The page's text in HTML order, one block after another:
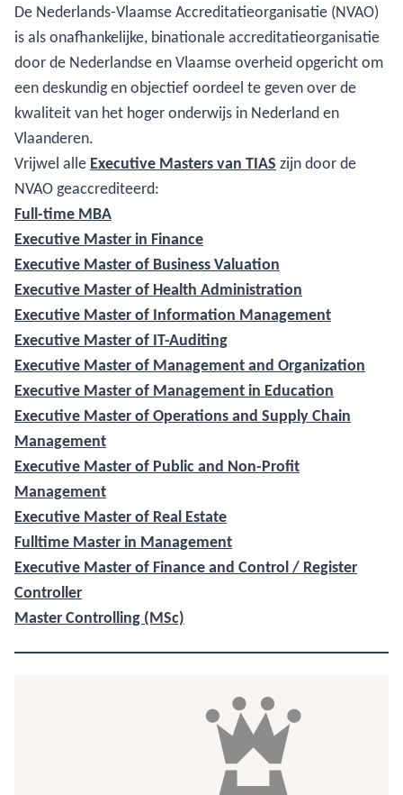
De Nederlands-Vlaamse Accreditatieorganisatie (NVAO)
is als onafhankelijke, binationale accreditatieorganisatie
door de Nederlandse en Vlaamse overheid opgericht om
een deskundig en objectief oordeel te geven over de
kwaliteit van het hoger onderwijs in Nederland en
Vlaanderen.
Vrijwel alle Executive Masters van TIAS zijn door de
NVAO geaccrediteerd:
Full-time MBA
Executive Master in Finance
Executive Master of Business Valuation
Executive Master of Health Administration
Executive Master of Information Management
Executive Master of IT-Auditing
Executive Master of Management and Organization
Executive Master of Management in Education
Executive Master of Operations and Supply Chain
Management
Executive Master of Public and Non-Profit
Management
Executive Master of Real Estate
Fulltime Master in Management
Executive Master of Finance and Control / Register
Controller
Master Controlling (MSc)